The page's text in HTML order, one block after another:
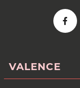
VALENCE